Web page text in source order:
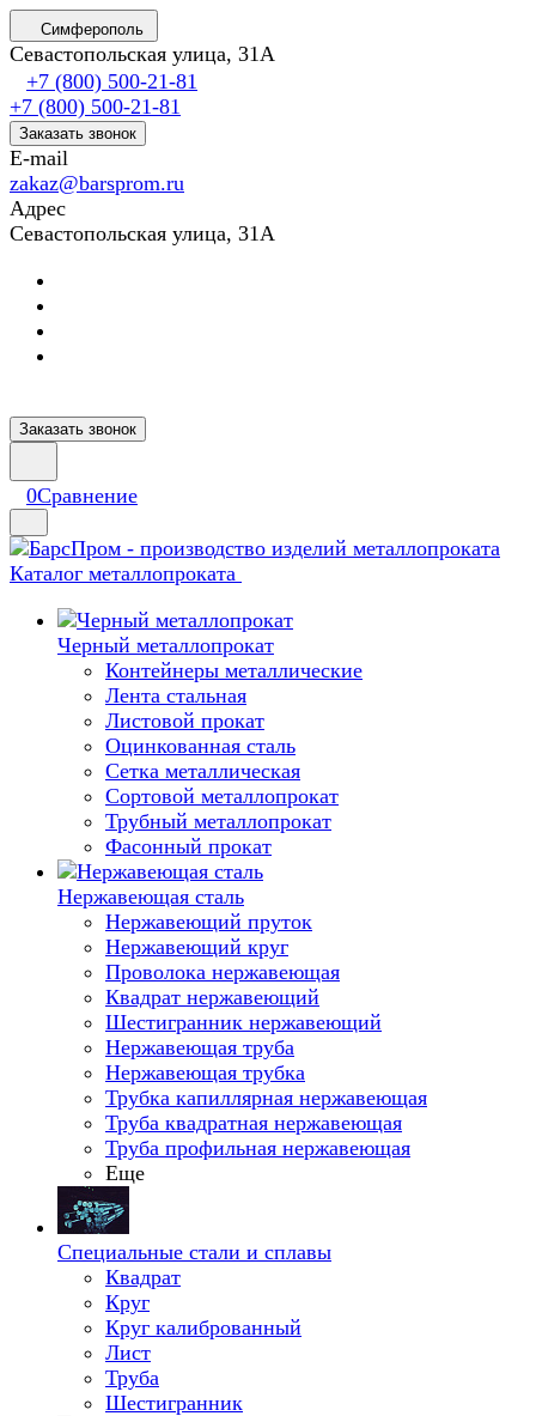
Симферополь
Севастопольская улица, 31А
+7 (800) 500-21-81
+7 (800) 500-21-81
Заказать звонок
E-mail
zakaz@barsprom.ru
Адрес
Севастопольская улица, 31А
Заказать звонок
0Сравнение
Каталог металлопроката
Черный металлопрокат
Контейнеры металлические
Лента стальная
Листовой прокат
Оцинкованная сталь
Сетка металлическая
Сортовой металлопрокат
Трубный металлопрокат
Фасонный прокат
Нержавеющая сталь
Нержавеющий пруток
Нержавеющий круг
Проволока нержавеющая
Квадрат нержавеющий
Шестигранник нержавеющий
Нержавеющая труба
Нержавеющая трубка
Трубка капиллярная нержавеющая
Труба квадратная нержавеющая
Труба профильная нержавеющая
Еще
Специальные стали и сплавы
Квадрат
Круг
Круг калиброванный
Лист
Труба
Шестигранник